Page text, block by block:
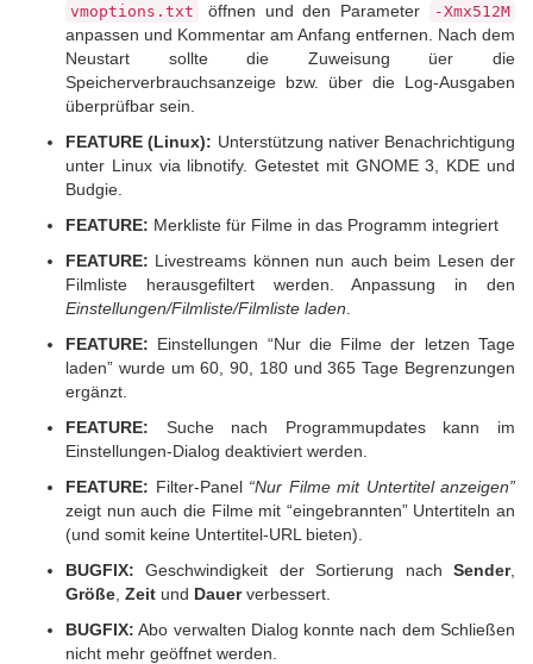
vmoptions.txt öffnen und den Parameter -Xmx512M
anpassen und Kommentar am Anfang entfernen. Nach dem
Neustart sollte die Zuweisung üer die
Speicherverbrauchsanzeige bzw. über die Log-Ausgaben
überprüfbar sein.
FEATURE (Linux): Unterstützung nativer Benachrichtigung
unter Linux via libnotify. Getestet mit GNOME 3, KDE und
Budgie.
FEATURE: Merkliste für Filme in das Programm integriert
FEATURE: Livestreams können nun auch beim Lesen der
Filmliste herausgefiltert werden. Anpassung in den
Einstellungen/Filmliste/Filmliste laden
FEATURE: Einstellungen “Nur die Filme der letzen Tage
laden” wurde um 60, 90, 180 und 365 Tage Begrenzungen
ergänzt.
FEATURE: Suche nach Programmupdates kann im
Einstellungen-Dialog deaktiviert werden.
FEATURE: Filter-Panel “Nur Filme mit Untertitel anzeigen”
zeigt nun auch die Filme mit “eingebrannten” Untertiteln an
(und somit keine Untertitel-URL bieten).
BUGFIX: Geschwindigkeit der Sortierung nach Sender,
Größe Zeit und Dauerverbessert.
BUGFIX: Abo verwalten Dialog konnte nach dem Schließen
nicht mehr geöffnet werden.